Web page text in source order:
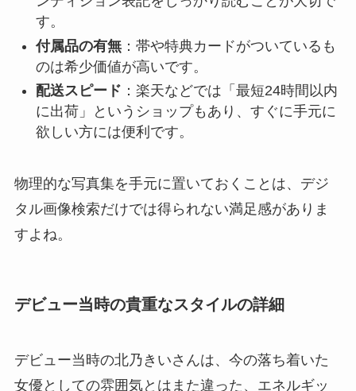
す。
付属品の有無：帯や特典カードがついているも
のは希少価値が高いです。
配送スピード ：楽天などでは「最短24時間以内
に出荷」というショップもあり、すぐに手元に
欲しい方には便利です。
物理的な写真集を手元に置いておくことは、デジ
タル画像検索だけでは得られない満足感がありま
すよね。
デビュー当時の貴重なスタイルの詳細
デビュー当時の北乃きいさんは、今の落ち着いた
女優としての雰囲気とはまた違った、エネルギッ